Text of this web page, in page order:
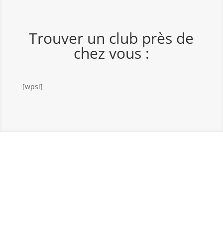
Trouver un club près de
chez vous :
[wpsl]